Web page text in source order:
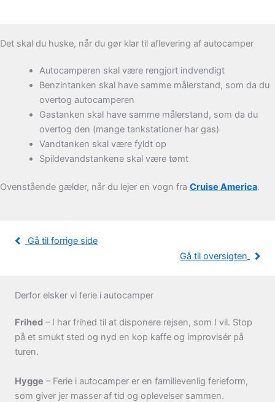
Det skal du huske, når du gør klar til aflevering af autocamper
Autocamperen skal være rengjort indvendigt
Benzintanken skal have samme målerstand, som da du
overtog autocamperen
Gastanken skal have samme målerstand, som da du
overtog den (mange tankstationer har gas)
Vandtanken skal være fyldt op
Spildevandstankene skal være tømt
Ovenstående gælder, når du lejer en vogn fra Cruise America.
Gå til forrige side
Gå til oversigten
Derfor elsker vi ferie i autocamper
Frihed – I har frihed til at disponere rejsen, som I vil. Stop
på et smukt sted og nyd en kop kaffe og improvisér på
turen.
Hygge – Ferie i autocamper er en familievenlig ferieform,
som giver jer masser af tid og oplevelser sammen.